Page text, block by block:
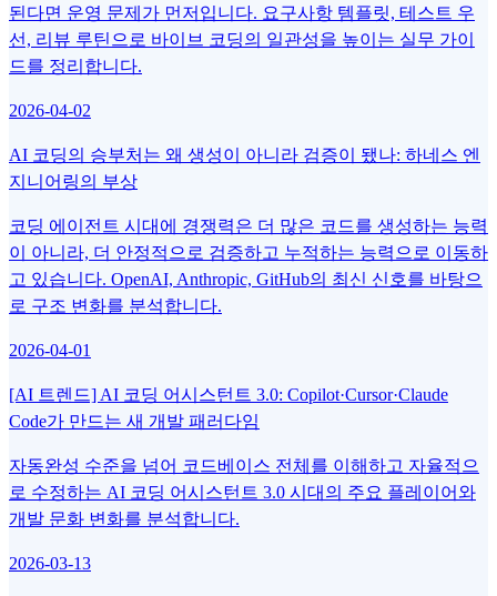
된다면 운영 문제가 먼저입니다. 요구사항 템플릿, 테스트 우
선, 리뷰 루틴으로 바이브 코딩의 일관성을 높이는 실무 가이
드를 정리합니다.
2026-04-02
AI 코딩의 승부처는 왜 생성이 아니라 검증이 됐나: 하네스 엔
지니어링의 부상
코딩 에이전트 시대에 경쟁력은 더 많은 코드를 생성하는 능력
이 아니라, 더 안정적으로 검증하고 누적하는 능력으로 이동하
고 있습니다. OpenAI, Anthropic, GitHub의 최신 신호를 바탕으
로 구조 변화를 분석합니다.
2026-04-01
[AI 트렌드] AI 코딩 어시스턴트 3.0: Copilot·Cursor·Claude
Code가 만드는 새 개발 패러다임
자동완성 수준을 넘어 코드베이스 전체를 이해하고 자율적으
로 수정하는 AI 코딩 어시스턴트 3.0 시대의 주요 플레이어와
개발 문화 변화를 분석합니다.
2026-03-13